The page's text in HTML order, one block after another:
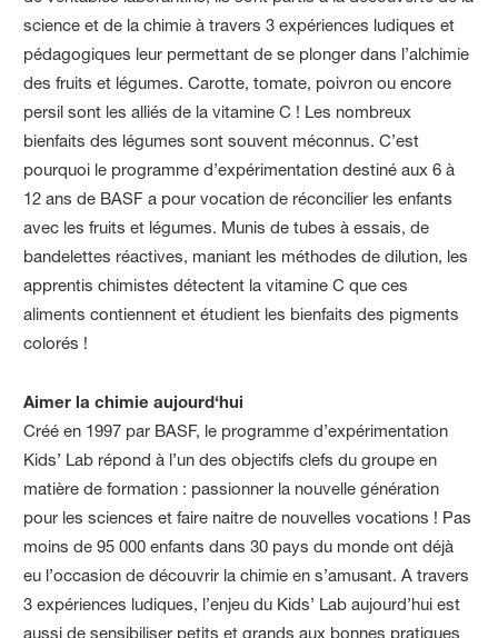
science et de la chimie à travers 3 expériences ludiques et
pédagogiques leur permettant de se plonger dans l’alchimie
des fruits et légumes. Carotte, tomate, poivron ou encore
persil sont les alliés de la vitamine C ! Les nombreux
bienfaits des légumes sont souvent méconnus. C’est
pourquoi le programme d’expérimentation destiné aux 6 à
12 ans de BASF a pour vocation de réconcilier les enfants
avec les fruits et légumes. Munis de tubes à essais, de
bandelettes réactives, maniant les méthodes de dilution, les
apprentis chimistes détectent la vitamine C que ces
aliments contiennent et étudient les bienfaits des pigments
colorés !
Aimer la chimie aujourd‘hui
Créé en 1997 par BASF, le programme d’expérimentation
Kids’ Lab répond à l’un des objectifs clefs du groupe en
matière de formation : passionner la nouvelle génération
pour les sciences et faire naitre de nouvelles vocations ! Pas
moins de 95 000 enfants dans 30 pays du monde ont déjà
eu l’occasion de découvrir la chimie en s’amusant. A travers
3 expériences ludiques, l’enjeu du Kids’ Lab aujourd’hui est
aussi de sensibiliser petits et grands aux bonnes pratiques